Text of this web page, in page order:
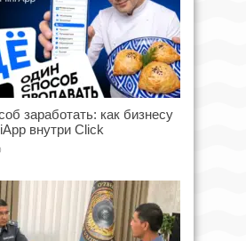
заработать: как бизнесу
внутри Click